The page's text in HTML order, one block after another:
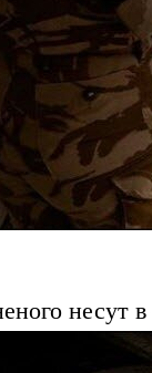
несут в